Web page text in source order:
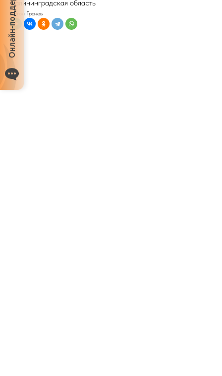
Калининградская область
Антон Грачев
Онлайн-поддержка